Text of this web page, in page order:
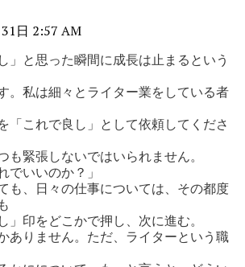
日 2:57 AM
」と思った瞬間に成長は止まるという
。私は細々とライター業をしている者
「これで良し」として依頼してくださ
も緊張しないではいられません。
でいいのか？」
も、日々の仕事については、その都度
」印をどこかで押し、次に進む。
ありません。ただ、ライターという職